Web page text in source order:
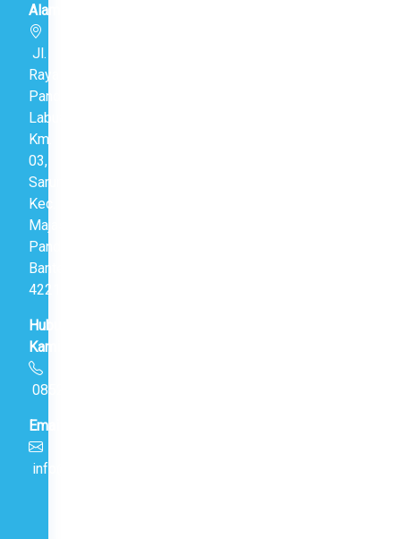
Alamat
Jl.
Raya
Pandeglang-
Labuan
Km.
03,
Saruni,
Kec.
Majasari,
Pandeglang,
Banten
42216
Hubungi
Kami
085214144234
Email
info@smancmbbs.sch.id